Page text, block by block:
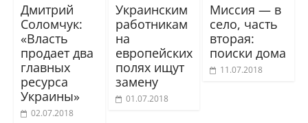
Дмитрий
Соломчук:
«Власть
продает два
главных
ресурса
Украины»
02.07.2018
Украинским
работникам
на
европейских
полях ищут
замену
01.07.2018
Миссия — в
село, часть
вторая:
поиски дома
11.07.2018